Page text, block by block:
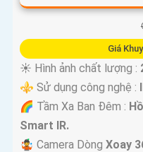
Giá
☀️ Hình ảnh chất lượng :
⚜️ Sử dụng công nghệ :
🌈 Tầm Xa Ban Đêm :
Smart IR.
🤹 Camera Dòng Xoay